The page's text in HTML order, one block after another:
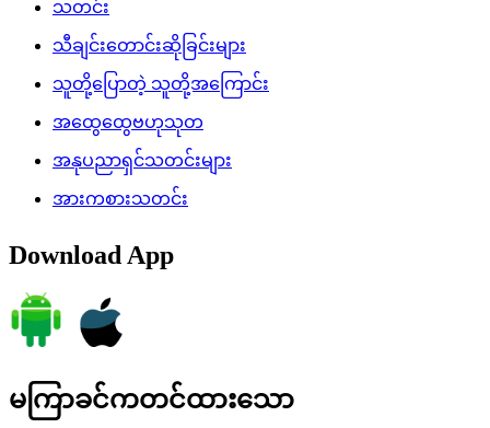
သတင်း
သီချင်းတောင်းဆိုခြင်းများ
သူတို့ပြောတဲ့ သူတို့အကြောင်း
အထွေထွေဗဟုသုတ
အနုပညာရှင်သတင်းများ
အားကစားသတင်း
Download App
မကြာခင်ကတင်ထားသော